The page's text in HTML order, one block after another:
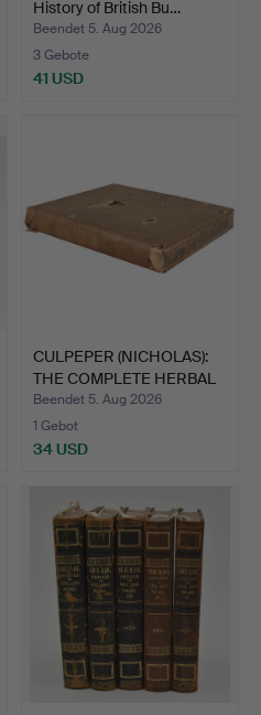
History of British Bu…
Beendet 5. Aug 2026
3 Gebote
41 USD
CULPEPER (NICHOLAS):
THE COMPLETE HERBAL
1…
Beendet 5. Aug 2026
1 Gebot
34 USD